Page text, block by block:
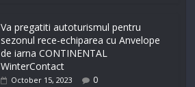
Va pregatiti autoturismul pentru
sezonul rece-echiparea cu Anvelope
de iarna CONTINENTAL
WinterContact
October 15, 2023 0